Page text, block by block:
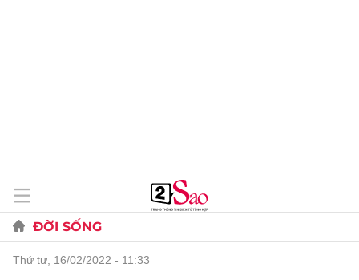
ĐỜI SỐNG
thứ tư, 16/02/2022 - 11:33